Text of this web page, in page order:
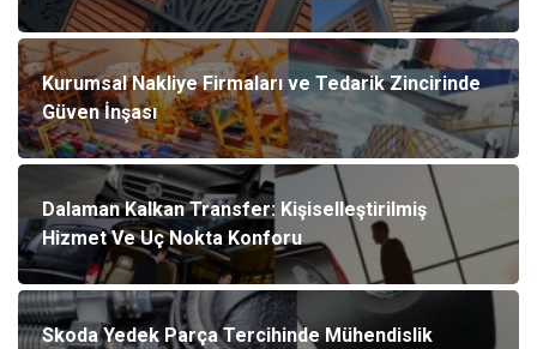
Kurumsal Nakliye Firmaları ve Tedarik Zincirinde
Güven İnşası
Dalaman Kalkan Transfer: Kişiselleştirilmiş
Hizmet Ve Uç Nokta Konforu
Skoda Yedek Parça Tercihinde Mühendislik